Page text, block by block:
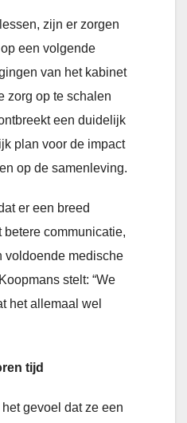
zijn er zorgen
een volgende
van het kabinet
zorg op te schalen
een duidelijk
plan voor de impact
op de samenleving.
er een breed
communicatie,
voldoende medische
stelt: “We
het allemaal wel
tijd
gevoel dat ze een